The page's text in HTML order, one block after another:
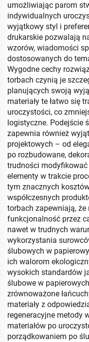
umożliwiając parom
indywidualnych
wyjątkowy styl i
drukarskie pozwalają
wzorów, wiadomości
dostosowanych do
Wygodne cechy
torbach czynią je
planujących swoją
materiały te łatwo się
uroczystości, co
logistyczne. Podejście
zapewnia również
projektowych – od
po rozbudowane,
trudności
elementy w trakcie
tym znacznych
współczesnych
torbach zapewniają,
funkcjonalność przez
nawet w trudnych
wykorzystania
ślubowych w
ich walorom
wysokich standardów
ślubowe w
zrównoważone
materiały z
regeneracyjne metody
materiałów po
porządkowaniem po